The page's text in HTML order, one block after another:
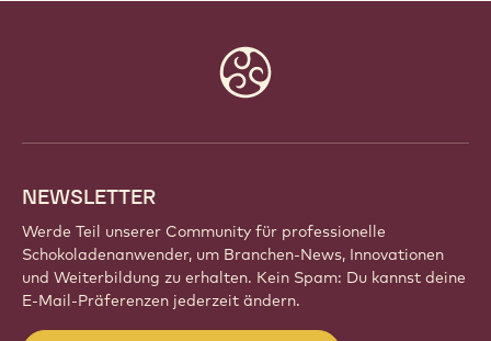
NEWSLETTER
Werde Teil unserer Community für professionelle
Schokoladenanwender, um Branchen-News, Innovationen
und Weiterbildung zu erhalten. Kein Spam: Du kannst deine
E-Mail-Präferenzen jederzeit ändern.